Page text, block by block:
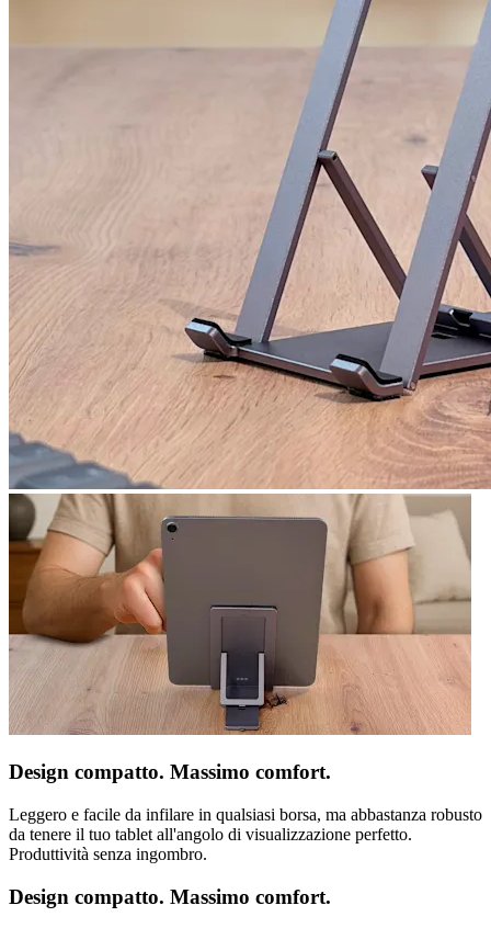
Design compatto. Massimo comfort.
Leggero e facile da infilare in qualsiasi borsa, ma abbastanza robusto
da tenere il tuo tablet all'angolo di visualizzazione perfetto.
Produttività senza ingombro.
Design compatto. Massimo comfort.